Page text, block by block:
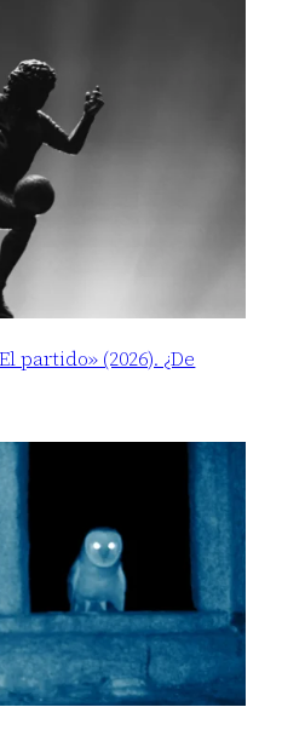
partido» (2026). ¿De